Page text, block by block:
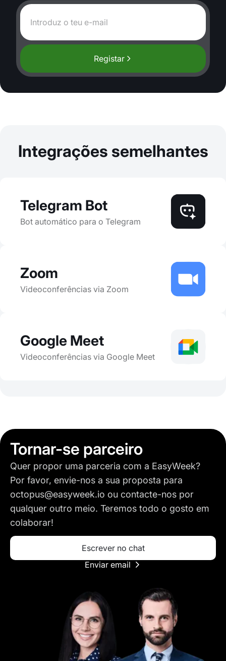
Registar
Integrações semelhantes
Telegram Bot
Bot automático para o Telegram
Zoom
Videoconferências via Zoom
Google Meet
Videoconferências via Google Meet
Tornar-se parceiro
Quer propor uma parceria com a EasyWeek?
Por favor, envie-nos a sua proposta para
octopus@easyweek.io ou contacte-nos por
qualquer outro meio. Teremos todo o gosto em
colaborar!
Escrever no chat
Enviar email